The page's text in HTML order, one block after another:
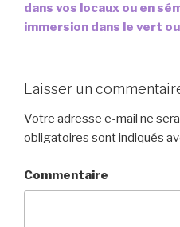
dans vos locaux ou en
immersion dans le vert
Laisser un
Votre adresse e-mail ne
obligatoires sont indiqués
Commentaire